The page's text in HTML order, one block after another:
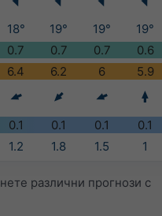
18° 19° 19° 19°
0.7 0.7 0.7 0.6
6.4 6.2 6 5.9
0.1 0.1 0.1 0.1
1.2 1.8 1.5 1
различни прогнози с